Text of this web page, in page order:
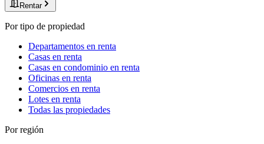
Rentar
Por tipo de propiedad
Departamentos en renta
Casas en renta
Casas en condominio en renta
Oficinas en renta
Comercios en renta
Lotes en renta
Todas las propiedades
Por región